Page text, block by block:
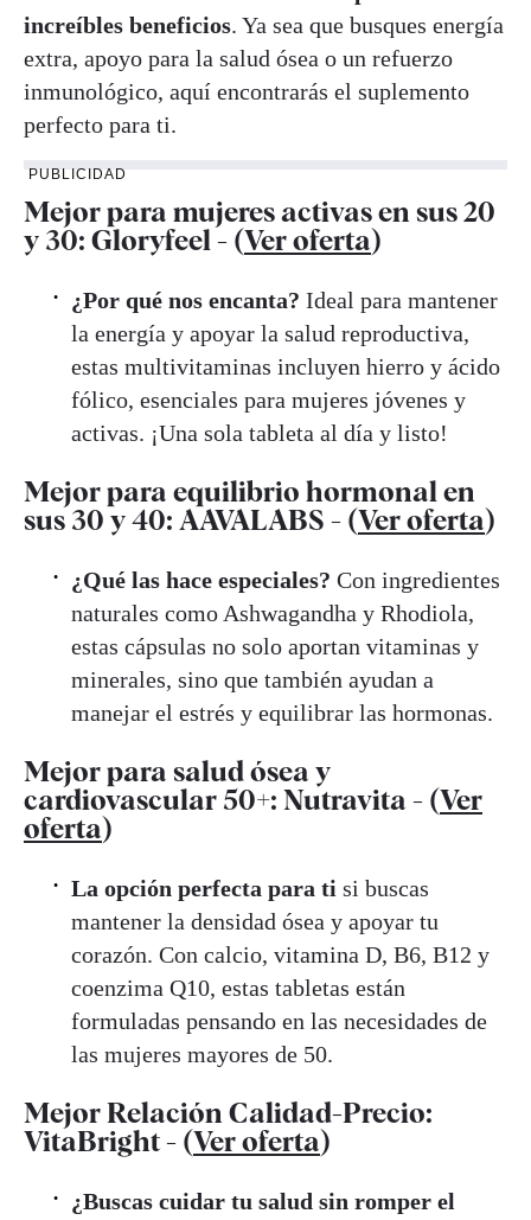
increíbles beneficios. Ya sea que busques energía
extra, apoyo para la salud ósea o un refuerzo
inmunológico, aquí encontrarás el suplemento
perfecto para ti.
PUBLICIDAD
Mejor para mujeres activas en sus 20
y 30: Gloryfeel - (Ver oferta)
¿Por qué nos encanta? Ideal para mantener
la energía y apoyar la salud reproductiva,
estas multivitaminas incluyen hierro y ácido
fólico, esenciales para mujeres jóvenes y
activas. ¡Una sola tableta al día y listo!
Mejor para equilibrio hormonal en
sus 30 y 40: AAVALABS - (Ver oferta)
¿Qué las hace especiales? Con ingredientes
naturales como Ashwagandha y Rhodiola,
estas cápsulas no solo aportan vitaminas y
minerales, sino que también ayudan a
manejar el estrés y equilibrar las hormonas.
Mejor para salud ósea y
cardiovascular 50+: Nutravita - (Ver
oferta)
La opción perfecta para ti si buscas
mantener la densidad ósea y apoyar tu
corazón. Con calcio, vitamina D, B6, B12 y
coenzima Q10, estas tabletas están
formuladas pensando en las necesidades de
las mujeres mayores de 50.
Mejor Relación Calidad-Precio:
VitaBright - (Ver oferta)
¿Buscas cuidar tu salud sin romper el